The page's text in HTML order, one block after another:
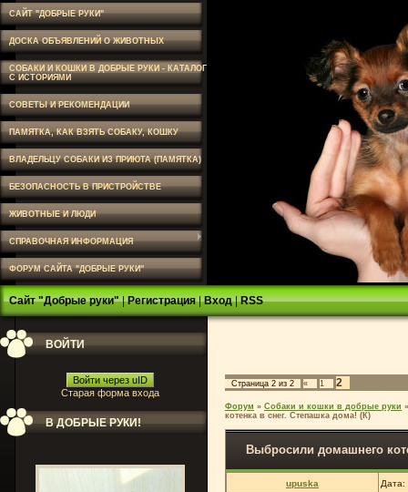
САЙТ "ДОБРЫЕ РУКИ"
ДОСКА ОБЪЯВЛЕНИЙ О ЖИВОТНЫХ
СОБАКИ И КОШКИ В ДОБРЫЕ РУКИ - КАТАЛОГ
С ИСТОРИЯМИ
СОВЕТЫ И РЕКОМЕНДАЦИИ
ПАМЯТКА, КАК ВЗЯТЬ СОБАКУ, КОШКУ
ВЛАДЕЛЬЦУ СОБАКИ ИЗ ПРИЮТА (ПАМЯТКА)
БЕЗОПАСНОСТЬ В ПРИСТРОЙСТВЕ
ЖИВОТНЫЕ И ЛЮДИ
СПРАВОЧНАЯ ИНФОРМАЦИЯ
ФОРУМ САЙТА "ДОБРЫЕ РУКИ"
Сайт "Добрые руки"|Регистрация|Вход|RSS
ВОЙТИ
Войти через uID
Старая форма входа
В ДОБРЫЕ РУКИ!
Страница 2 из 2 « 1 2
Форум » Собаки и кошки в добрые руки »
котенка в снег. Степашка дома! (К)
Выбросили домашнего
upuska